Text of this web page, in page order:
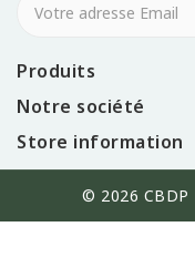
Produits
Notre société
Store information
© 2026 CBDP